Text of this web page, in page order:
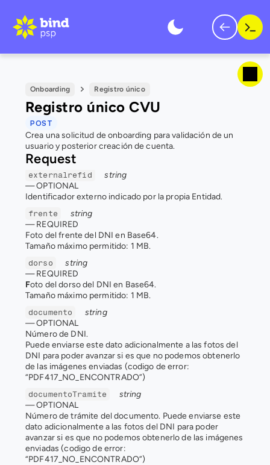
Onboarding Registro único
Registro único CVU
POST
Crea una solicitud de onboarding para validación de un
usuario y posterior creación de cuenta.
Request
externalrefid
string
— OPTIONAL
Identificador externo indicado por la propia Entidad.
frente
string
— REQUIRED
Foto del frente del DNI en Base64.
Tamaño máximo permitido: 1 MB.
dorso
string
— REQUIRED
Foto del dorso del DNI en Base64.
Tamaño máximo permitido: 1 MB.
documento
string
— OPTIONAL
Número de DNI.
Puede enviarse este dato adicionalmente a las fotos del
DNI para poder avanzar si es que no podemos obtenerlo
de las imágenes enviadas (codigo de error:
“PDF417_NO_ENCONTRADO”)
documentoTramite
string
— OPTIONAL
Número de trámite del documento. Puede enviarse este
dato adicionalmente a las fotos del DNI para poder
avanzar si es que no podemos obtenerlo de las imágenes
enviadas (codigo de error:
“PDF417_NO_ENCONTRADO”)